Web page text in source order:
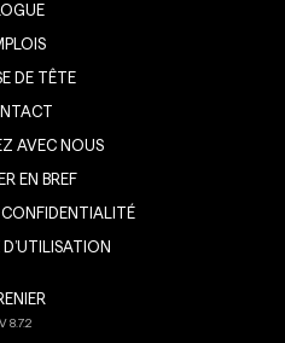
DE TÊTE
AVEC NOUS
EN BREF
V8.7.2